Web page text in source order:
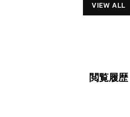
VIEW ALL
閲覧履歴